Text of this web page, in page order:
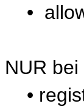
•
NUR
•